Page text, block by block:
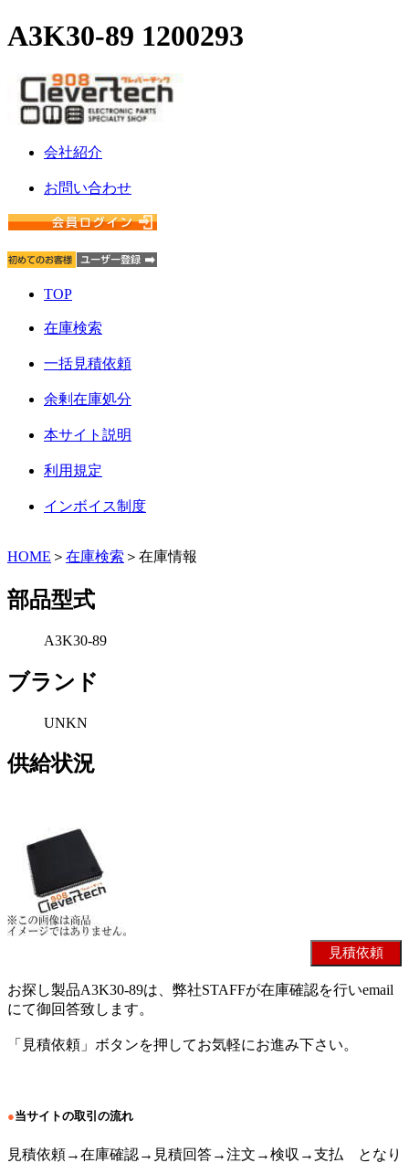
A3K30-89 1200293
会社紹介
お問い合わせ
TOP
在庫検索
一括見積依頼
余剰在庫処分
本サイト説明
利用規定
インボイス制度
HOME ＞ 在庫検索 ＞在庫情報
部品型式
A3K30-89
ブランド
UNKN
供給状況
お探し製品A3K30-89は、弊社STAFFが在庫確認を行いemail
にて御回答致します。
「見積依頼」ボタンを押してお気軽にお進み下さい。
●当サイトの取引の流れ
見積依頼→在庫確認→見積回答→注文→検収→支払 となり